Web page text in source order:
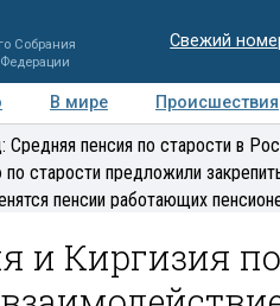
Собрания
Свежий
В мире Происшествия
Медиацентр
Средняя пенсия по старости в
старости предложили
пенсии работающих
и Киргизия